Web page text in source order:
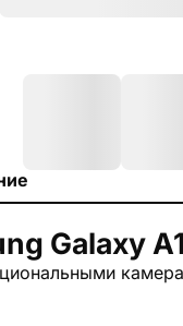
Galaxy